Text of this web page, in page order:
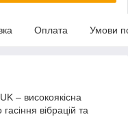
Оплата Умови
– високоякісна
вібрацій та